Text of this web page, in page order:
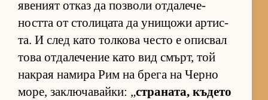
я­ве­ният от­каз да поз­воли от­да­ле­че­
ността от сто­ли­цата да уни­щожи ар­тис­
та. И след като тол­кова често е опис­вал
това от­да­ле­че­ние като вид смърт, той
нак­рая на­мира Рим на брега на Черно
мо­ре, зак­лю­ча­вай­ки: „стра­на­та, къ­дето